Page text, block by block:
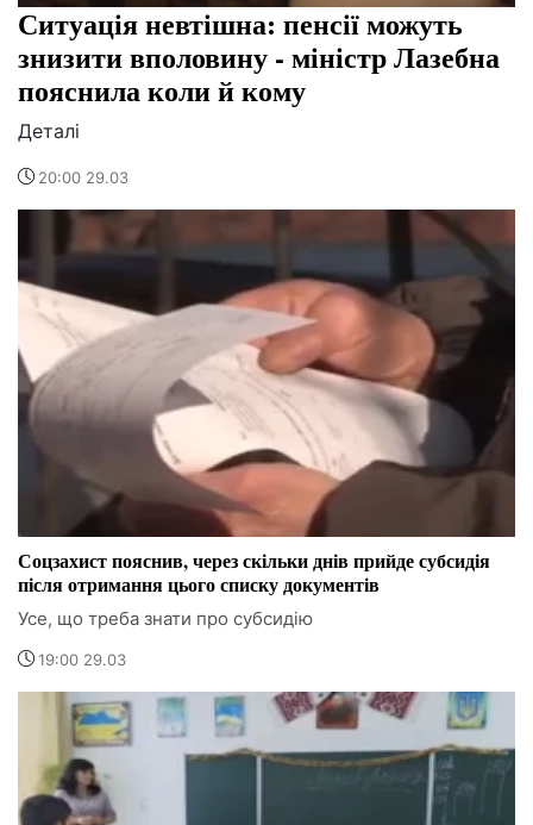
Ситуація невтішна: пенсії можуть
знизити вполовину - міністр Лазебна
пояснила коли й кому
Деталі
20:00 29.03
Соцзахист пояснив, через скільки днів прийде субсидія
після отримання цього списку документів
Усе, що треба знати про субсидію
19:00 29.03